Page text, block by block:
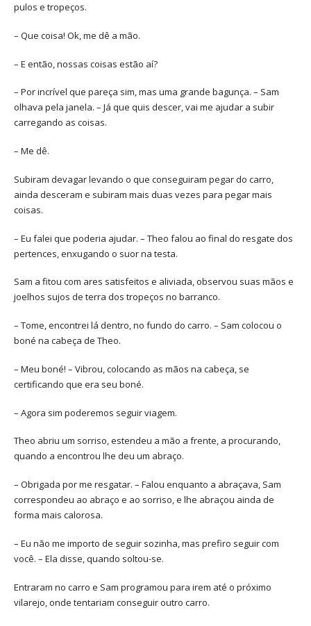
pulos e tropeços.
– Que coisa! Ok, me dê a mão.
– E então, nossas coisas estão aí?
– Por incrível que pareça sim, mas uma grande bagunça. – Sam
olhava pela janela. – Já que quis descer, vai me ajudar a subir
carregando as coisas.
– Me dê.
Subiram devagar levando o que conseguiram pegar do carro,
ainda desceram e subiram mais duas vezes para pegar mais
coisas.
– Eu falei que poderia ajudar. – Theo falou ao final do resgate dos
pertences, enxugando o suor na testa.
Sam a fitou com ares satisfeitos e aliviada, observou suas mãos e
joelhos sujos de terra dos tropeços no barranco.
– Tome, encontrei lá dentro, no fundo do carro. – Sam colocou o
boné na cabeça de Theo.
– Meu boné! – Vibrou, colocando as mãos na cabeça, se
certificando que era seu boné.
– Agora sim poderemos seguir viagem.
Theo abriu um sorriso, estendeu a mão a frente, a procurando,
quando a encontrou lhe deu um abraço.
– Obrigada por me resgatar. – Falou enquanto a abraçava, Sam
correspondeu ao abraço e ao sorriso, e lhe abraçou ainda de
forma mais calorosa.
– Eu não me importo de seguir sozinha, mas prefiro seguir com
você. – Ela disse, quando soltou-se.
Entraram no carro e Sam programou para irem até o próximo
vilarejo, onde tentariam conseguir outro carro.